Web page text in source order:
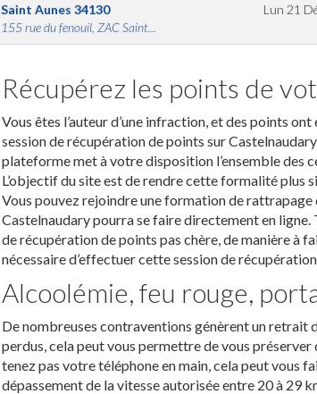
Saint Aunes 34130
155 rue du fenouil, ZAC Saint...
Lun 21
Récupérez les points de
Vous êtes l’auteur d’une infraction, et des points
session de récupération de points sur
plateforme met à votre disposition l’ensemble des
L’objectif du site est de rendre cette formalité plus
Vous pouvez rejoindre une formation de rattrapage
Castelnaudary pourra se faire directement en
de récupération de points pas chère, de manière à
nécessaire d’effectuer cette session de
Alcoolémie, feu rouge,
De nombreuses contraventions génèrent un retrait
perdus, cela peut vous permettre de vous préserver
tenez pas votre téléphone en main, cela peut vous
dépassement de la vitesse autorisée entre 20 à 29